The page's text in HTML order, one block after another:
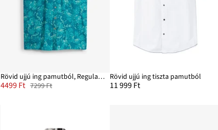
Rövid ujjú ing pamutból, Regular Fit
4499 Ft 7299 Ft
Rövid ujjú ing tiszta pamutból
11 999 Ft